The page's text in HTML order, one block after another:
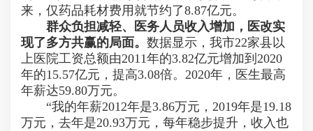
来，仅药品耗材费用就节约了8.87亿元。
群众负担减轻、医务人员收入增加，医改实
现了多方共赢的局面。 数据显示，我市22家县以
上医院工资总额由2011年的3.82亿元增加到2020
年的15.57亿元，提高3.08倍。2020年，医生最高
年薪达59.80万元。
“我的年薪2012年是3.86万元，2019年是19.18
万元，去年是20.93万元，每年稳步提升，收入也